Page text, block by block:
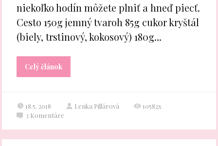
niekoľko hodín môžete plniť a hneď piecť.
Cesto 150g jemný tvaroh 85g cukor kryštál
(biely, trstinový, kokosový) 180g...
Celý článok
18.5. 2018 Lenka Pillárová
10582x
3 Komentáre